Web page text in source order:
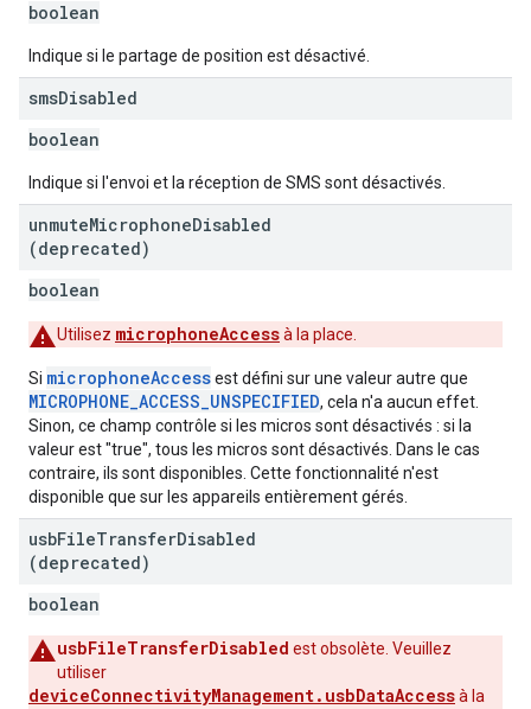
boolean
Indique si le partage de position est désactivé.
smsDisabled
boolean
Indique si l'envoi et la réception de SMS sont désactivés.
unmuteMicrophoneDisabled
(deprecated)
boolean
Utilisez microphoneAccessà la place.
Si microphoneAccessest défini sur une valeur autre que
MICROPHONE_ACCESS_UNSPECIFIED, cela n'a aucun effet.
Sinon, ce champ contrôle si les micros sont désactivés : si la
valeur est "true", tous les micros sont désactivés. Dans le cas
contraire, ils sont disponibles. Cette fonctionnalité n'est
disponible que sur les appareils entièrement gérés.
usbFileTransferDisabled
(deprecated)
boolean
usbFileTransferDisabled est obsolète. Veuillez
utiliser
deviceConnectivityManagement.usbDataAccessà la